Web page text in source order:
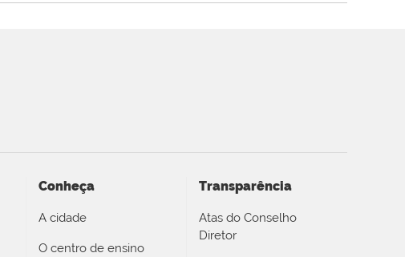
Conheça
A cidade
O centro de ensino
Transparência
Atas do Conselho
Diretor